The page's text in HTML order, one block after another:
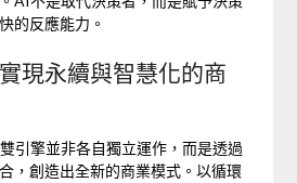
的反應能力。
現永續與智慧化的商
引擎並非各自獨立運作，而是透過
，創造出全新的商業模式。以循環